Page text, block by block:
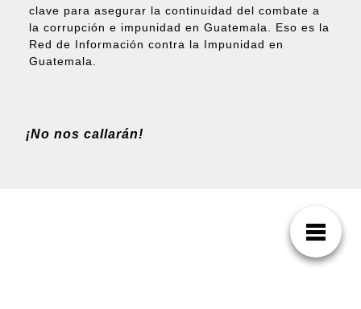
clave para asegurar la continuidad del combate a
la corrupción e impunidad en Guatemala. Eso es la
Red de Información contra la Impunidad en
Guatemala.
¡No nos callarán!